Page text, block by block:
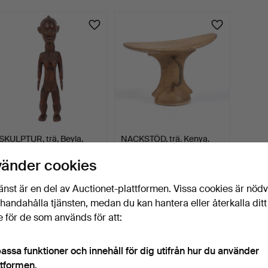
trä, Beyla,
8 dagar
USD
NACKSTÖD, trä. Kenya.
64 USD
Bevaka sökning
kan också söka ivårt arkiv med avslutade auktioner.
cookies
är en del av Auctionet-plattformen. Vissa cookies är
tjänsten, medan du kan hantera eller återkalla ditt
för de som används för att:
funktioner och innehåll för dig utifrån hur du använder